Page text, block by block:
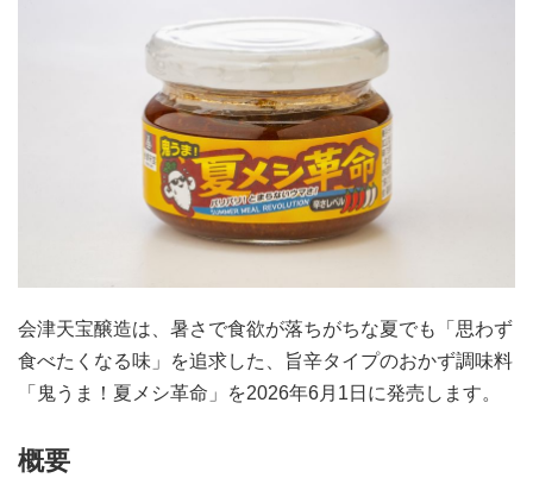
会津天宝醸造は、暑さで食欲が落ちがちな夏でも「思わず
食べたくなる味」を追求した、旨辛タイプのおかず調味料
「鬼うま！夏メシ革命」を2026年6月1日に発売します。
概要